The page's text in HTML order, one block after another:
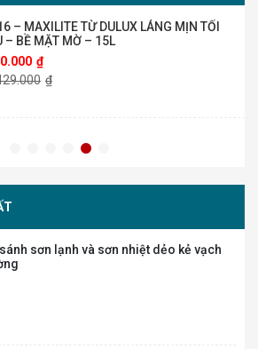
Nội Thất Dulux Inspire 2in1 – Bề mặt
– 5L
₫
₫
– MAXILITE TỪ DULUX MÀU BỀN ĐẸP
TRỜI – BỀ MẶT BÓNG MỜ – 15L
– MAXILITE TỪ DULUX MÀU BỀN ĐẸP
TRỜI – BỀ MẶT MỜ – 15L
sơn lạnh và sơn nhiệt dẻo kẻ vạch